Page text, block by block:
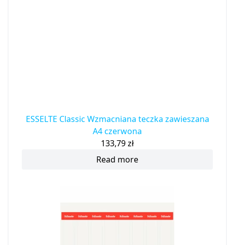
ESSELTE Classic Wzmacniana teczka zawieszana
A4 czerwona
133,79zł
Read more